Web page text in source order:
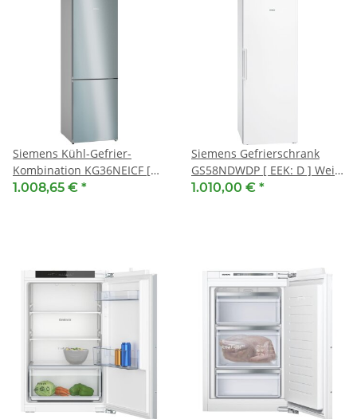
Siemens Kühl-Gefrier-
Kombination KG36NEICF [
EEK: C ] Edelstahl
1.008,65 € *
Siemens Gefrierschrank
GS58NDWDP [ EEK: D ] Weiß,
Freistehend, 191 x 70 cm
1.010,00 € *